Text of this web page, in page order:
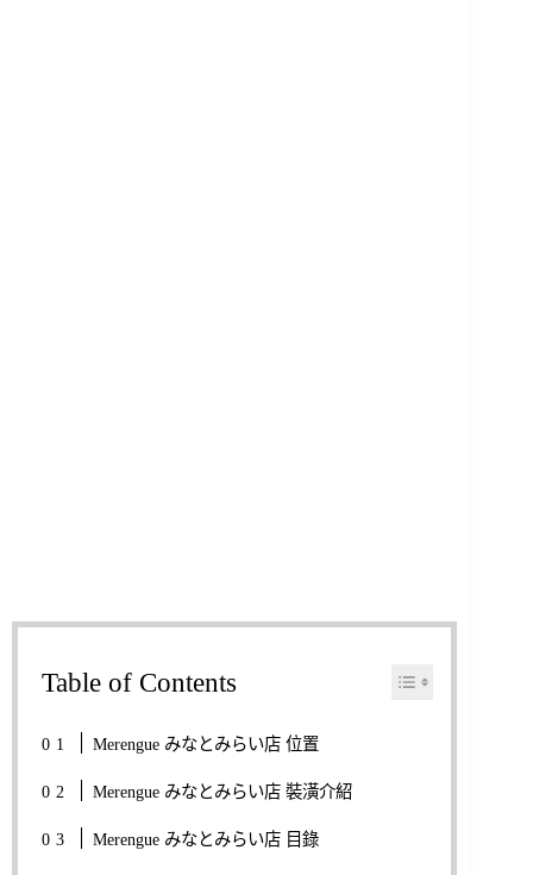
Table of Contents
Merengue みなとみらい店 位置
Merengue みなとみらい店 裝潢介紹
Merengue みなとみらい店 目錄